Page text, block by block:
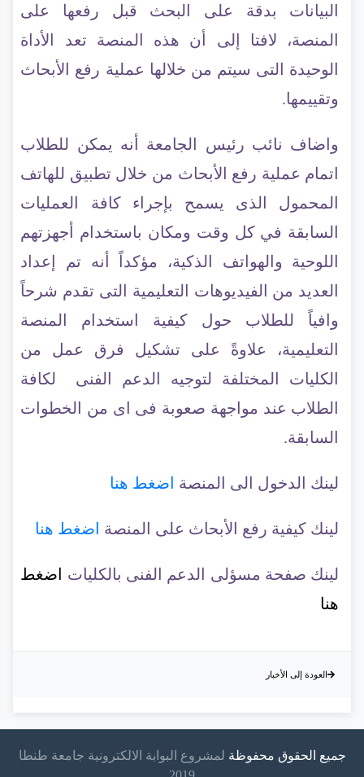
البيانات بدقة على البحث قبل رفعها على
المنصة، لافتا إلى أن هذه المنصة تعد الأداة
الوحيدة التى سيتم من خلالها عملية رفع الأبحاث
وتقييمها.
واضاف نائب رئيس الجامعة أنه يمكن للطلاب
اتمام عملية رفع الأبحاث من خلال تطبيق للهاتف
المحمول الذى يسمح بإجراء كافة العمليات
السابقة في كل وقت ومكان باستخدام أجهزتهم
اللوحية والهواتف الذكية، مؤكداً أنه تم إعداد
العديد من الفيديوهات التعليمية التى تقدم شرحاً
وافياً للطلاب حول كيفية استخدام المنصة
التعليمية، علاوةً على تشكيل فرق عمل من
الكليات المختلفة لتوجيه الدعم الفنى لكافة
الطلاب عند مواجهة صعوبة فى اى من الخطوات
السابقة.
لينك الدخول الى المنصة اضغط هنا
لينك كيفية رفع الأبحاث على المنصة اضغط هنا
لينك صفحة مسؤلى الدعم الفنى بالكليات
اضغط
هنا
العودة إلى الأخبار
جميع الحقوق محفوظة لمشروع البوابة الالكترونية جامعة طنطا